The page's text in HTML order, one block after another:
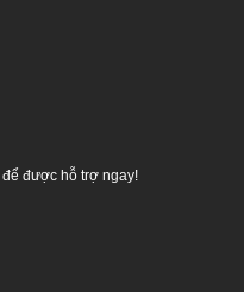
để được hỗ trợ ngay!